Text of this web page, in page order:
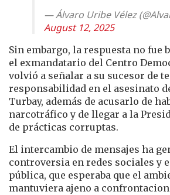
— Álvaro Uribe Vélez
August 12, 2025
Sin embargo, la respuesta no fue
el exmandatario del Centro
volvió a señalar a su sucesor de
responsabilidad en el asesinato
Turbay, además de acusarlo de
narcotráfico y de llegar a la
de prácticas corruptas.
El intercambio de mensajes ha
controversia en redes sociales y
pública, que esperaba que el
mantuviera ajeno a